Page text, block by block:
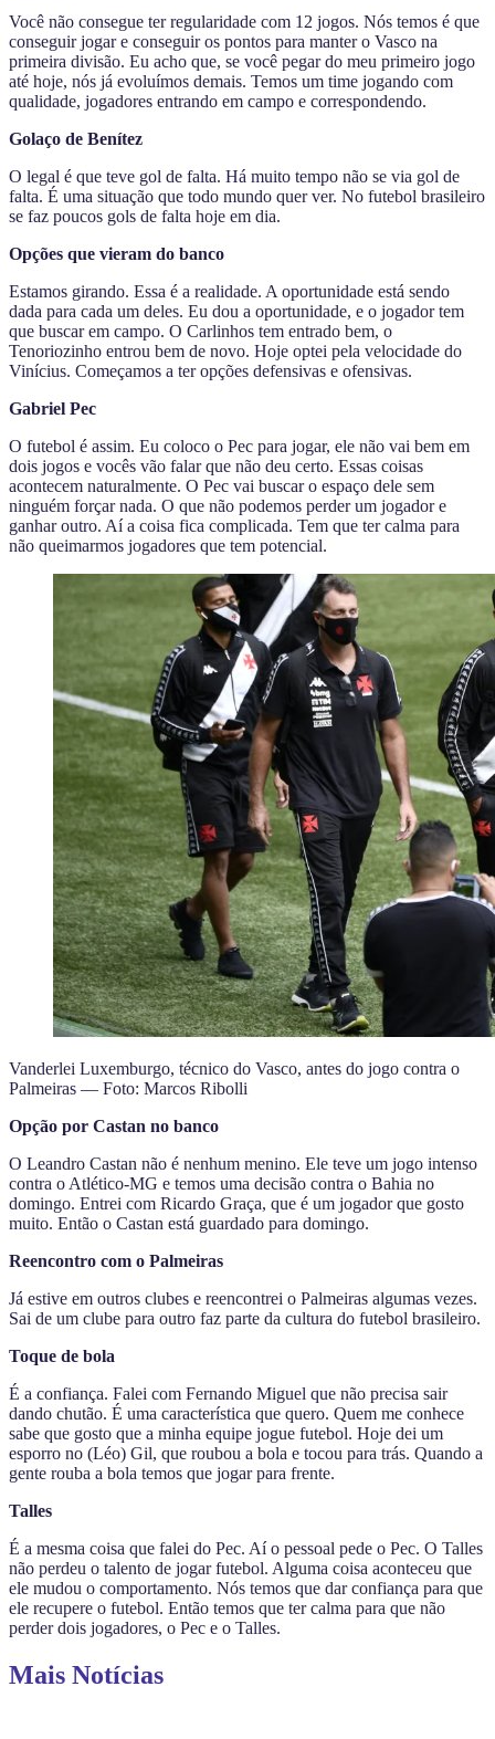
Você não consegue ter regularidade com 12 jogos. Nós temos é que
conseguir jogar e conseguir os pontos para manter o Vasco na
primeira divisão. Eu acho que, se você pegar do meu primeiro jogo
até hoje, nós já evoluímos demais. Temos um time jogando com
qualidade, jogadores entrando em campo e correspondendo.
Golaço de Benítez
O legal é que teve gol de falta. Há muito tempo não se via gol de
falta. É uma situação que todo mundo quer ver. No futebol brasileiro
se faz poucos gols de falta hoje em dia.
Opções que vieram do banco
Estamos girando. Essa é a realidade. A oportunidade está sendo
dada para cada um deles. Eu dou a oportunidade, e o jogador tem
que buscar em campo. O Carlinhos tem entrado bem, o
Tenoriozinho entrou bem de novo. Hoje optei pela velocidade do
Vinícius. Começamos a ter opções defensivas e ofensivas.
Gabriel Pec
O futebol é assim. Eu coloco o Pec para jogar, ele não vai bem em
dois jogos e vocês vão falar que não deu certo. Essas coisas
acontecem naturalmente. O Pec vai buscar o espaço dele sem
ninguém forçar nada. O que não podemos perder um jogador e
ganhar outro. Aí a coisa fica complicada. Tem que ter calma para
não queimarmos jogadores que tem potencial.
Vanderlei Luxemburgo, técnico do Vasco, antes do jogo contra o
Palmeiras — Foto: Marcos Ribolli
Opção por Castan no banco
O Leandro Castan não é nenhum menino. Ele teve um jogo intenso
contra o Atlético-MG e temos uma decisão contra o Bahia no
domingo. Entrei com Ricardo Graça, que é um jogador que gosto
muito. Então o Castan está guardado para domingo.
Reencontro com o Palmeiras
Já estive em outros clubes e reencontrei o Palmeiras algumas vezes.
Sai de um clube para outro faz parte da cultura do futebol brasileiro.
Toque de bola
É a confiança. Falei com Fernando Miguel que não precisa sair
dando chutão. É uma característica que quero. Quem me conhece
sabe que gosto que a minha equipe jogue futebol. Hoje dei um
esporro no (Léo) Gil, que roubou a bola e tocou para trás. Quando a
gente rouba a bola temos que jogar para frente.
Talles
É a mesma coisa que falei do Pec. Aí o pessoal pede o Pec. O Talles
não perdeu o talento de jogar futebol. Alguma coisa aconteceu que
ele mudou o comportamento. Nós temos que dar confiança para que
ele recupere o futebol. Então temos que ter calma para que não
perder dois jogadores, o Pec e o Talles.
Mais Notícias